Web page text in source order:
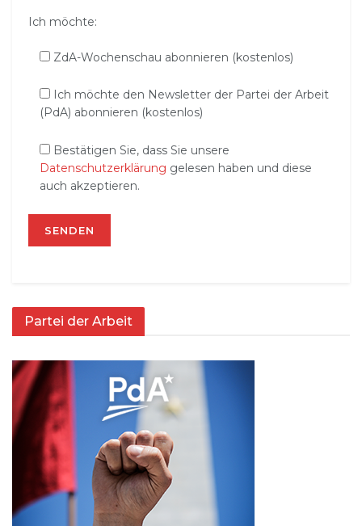
Ich möchte:
ZdA-Wochenschau abonnieren (kostenlos)
Ich möchte den Newsletter der Partei der Arbeit
(PdA) abonnieren (kostenlos)
Bestätigen Sie, dass Sie unsere
Datenschutzerklärung gelesen haben und diese
auch akzeptieren.
Partei der Arbeit